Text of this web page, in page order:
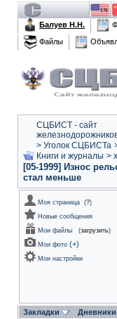
Балуев Н.Н.
Файлы
СЦБИСТ - сайт
> Уголок СЦБИСТа
Книги и журналы >
[05-1999] Износ
стал меньше
Моя страница (?)
Новые сообщения
Мои файлы
(загрузить)
Мои фото (+)
Мои настройки
Закладки Дневники